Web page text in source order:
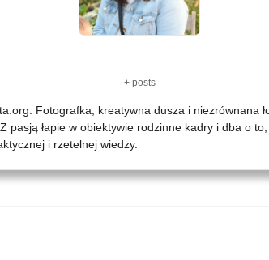
+ posts
Fotografka, kreatywna dusza i niezrównana
pasją łapie w obiektywie rodzinne kadry i dba o
i rzetelnej wiedzy.